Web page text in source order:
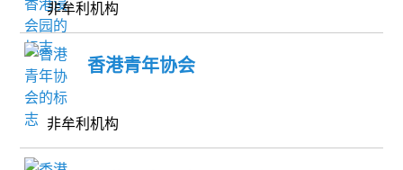
非牟利机构
香港青年协会
非牟利机构